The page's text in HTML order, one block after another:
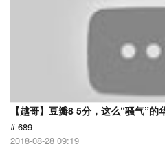
【越哥】豆瓣8 5分，这么“骚气”的
# 689
2018-08-28 09:19